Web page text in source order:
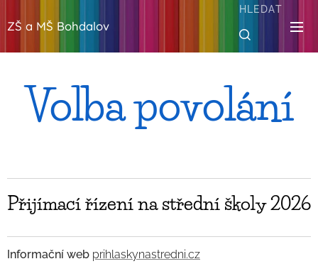
ZŠ a MŠ Bohdalov
HLEDAT
Volba povolání
Přijímací řízení na střední školy 2026
Informační web prihlaskynastredni.cz